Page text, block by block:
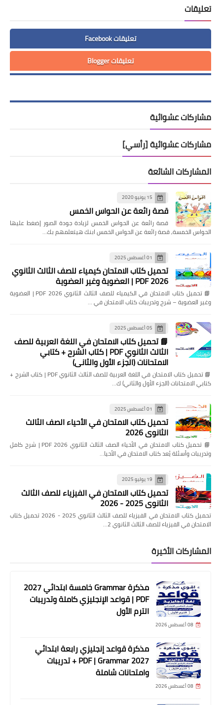
تعليقات
تعليقات Facebook
تعليقات Blogger
مشاركات عشوائية
مشاركات عشوائية [رأسي]
المشاركات الشائعة
15 يونيو 2020
قصة رائعة عن الحواس الخمس
قصة رائعة عن الحواس الخمس لزيادة جودة الصور إضغط عليها
الحواس الخمسة, قصة رائعة عن الحواس الخمس ابنك هيتعلمهم بك…
01 أغسطس 2025
تحميل كتاب الامتحان كيمياء للصف الثالث الثانوي
2026 PDF | العضوية وغير العضوية
📘 تحميل كتاب الامتحان في الكيمياء للصف الثالث الثانوي 2026 PDF | العضوية
وغير العضوية – شرح وتدريبات كتاب الامتحان في …
05 أغسطس 2025
📘 تحميل كتاب الامتحان في اللغة العربية للصف
الثالث الثانوي PDF | كتاب الشرح + كتابي
الامتحانات (الجزء الأول والثاني)
📘 تحميل كتاب الامتحان في اللغة العربية للصف الثالث الثانوي PDF | كتاب الشرح +
كتابي الامتحانات (الجزء الأول والثاني) ك…
01 أغسطس 2025
تحميل كتاب الامتحان في الأحياء الصف الثالث
الثانوي 2026
📘 تحميل كتاب الامتحان في الأحياء الصف الثالث الثانوي 2026 PDF | شرح كامل
وتدريبات وأسئلة يُعد كتاب الامتحان في الأحيا…
19 يوليو 2025
تحميل كتاب الامتحان في الفيزياء للصف الثالث
الثانوي 2025 - 2026
تحميل كتاب الامتحان في الفيزياء للصف الثالث الثانوي 2025 - 2026 تحميل كتاب
الامتحان في الفيزياء للصف الثالث الثانوي 2…
المشاركات الأخيرة
مذكرة Grammar خامسة ابتدائي 2027
PDF | قواعد الإنجليزي كاملة وتدريبات
الترم الأول
08 أغسطس 2026
مذكرة قواعد إنجليزي رابعة ابتدائي
2027 PDF | Grammar + تدريبات
وامتحانات شاملة
08 أغسطس 2026